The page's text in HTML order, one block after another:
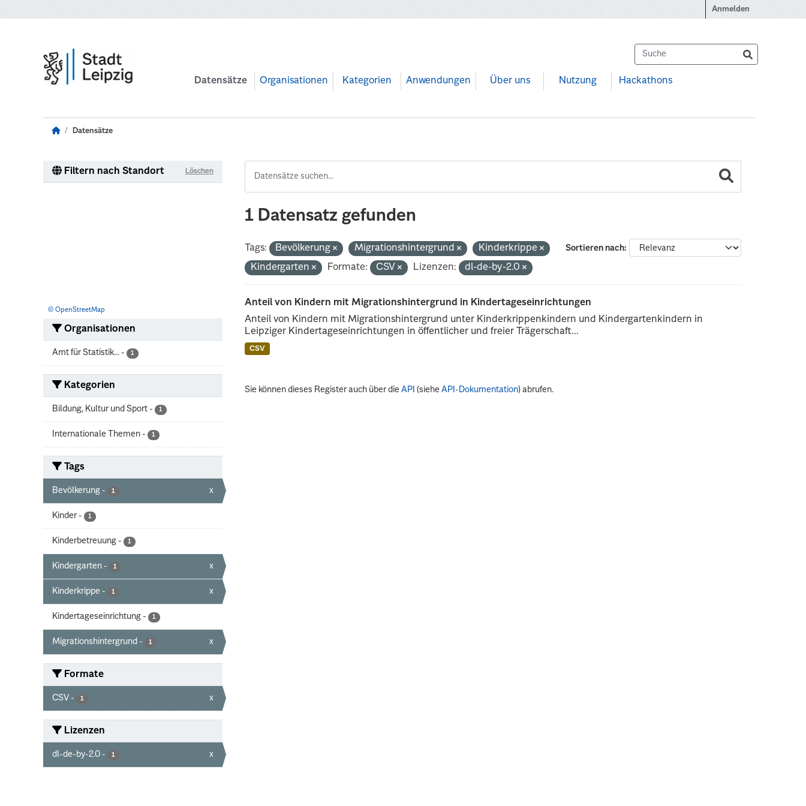
Anmelden
Datensätze Organisationen Kategorien Anwendungen Über uns Nutzung Hackathons
Datensätze
Filtern nach Standort Löschen
© OpenStreetMap
Organisationen
Amt für Statistik... - 1
Kategorien
Bildung, Kultur und Sport - 1
Internationale Themen - 1
Tags
Bevölkerung - 1 x
Kinder - 1
Kinderbetreuung - 1
Kindergarten - 1 x
Kinderkrippe - 1 x
Kindertageseinrichtung - 1
Migrationshintergrund - 1 x
Formate
CSV - 1 x
Lizenzen
dl-de-by-2.0 - 1 x
1 Datensatz gefunden
Sortieren nach
Tags: Bevölkerung Migrationshintergrund
Kinderkrippe
Kindergarten
Formate: CSV Lizenzen: dl-de-by-2.0
Anteil von Kindern mit Migrationshintergrund in Kindertageseinrichtungen
Anteil von Kindern mit Migrationshintergrund unter Kinderkrippenkindern und Kindergartenkindern in
Leipziger Kindertageseinrichtungen in öffentlicher und freier Trägerschaft...
CSV
Sie können dieses Register auch über dieAPI (sieheAPI-Dokumentation) abrufen.